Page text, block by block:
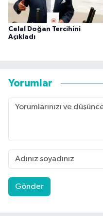
Celal Doğan Tercihini
Açıkladı
Yorumlar
Gönder